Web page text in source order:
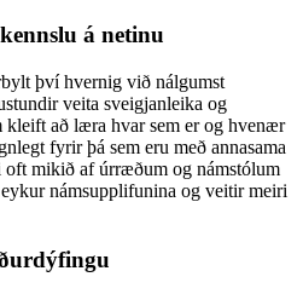
á netinu
því hvernig við nálgumst
veita sveigjanleika og
kleift að læra hvar sem er og hvenær
fyrir þá sem eru með annasama
oft mikið af úrræðum og námstólum
námsupplifunina og veitir meiri